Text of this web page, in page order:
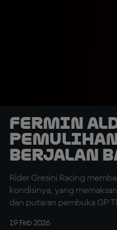
Fermin
Berjalan
Rider Gresini Racing
kondisinya, yang
dan putaran pembuka GP
19 Feb 2026